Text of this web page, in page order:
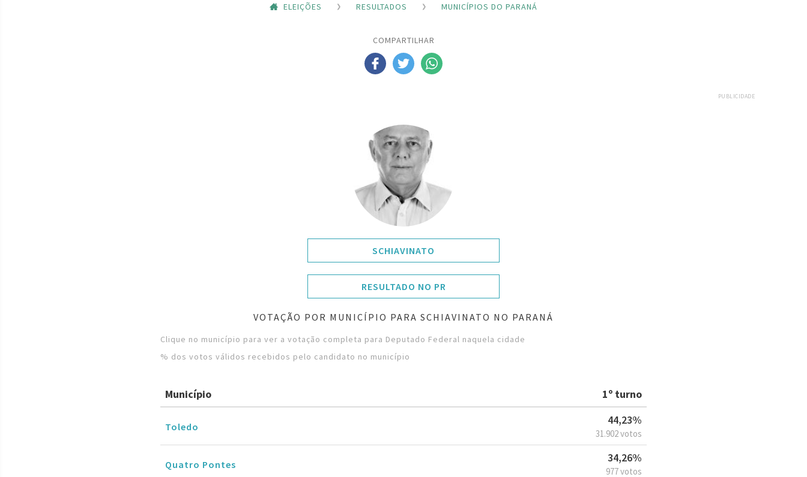
ELEIÇÕES RESULTADOS MUNICÍPIOS DO PARANÁ
COMPARTILHAR
PUBLICIDADE
SCHIAVINATO
RESULTADO NO PR
VOTAÇÃO POR MUNICÍPIO PARA SCHIAVINATO NO PARANÁ
Clique no município para ver a votação completa para Deputado Federal naquela cidade
% dos votos válidos recebidos pelo candidato no município
Município 1º turno
Toledo
44,23%
31.902 votos
Quatro Pontes
34,26%
977 votos